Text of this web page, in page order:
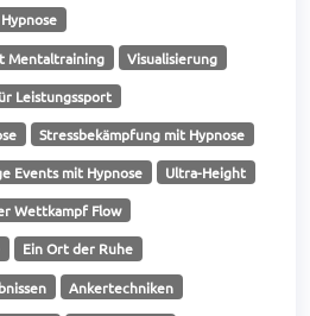
Mentaltraining Visualisierung
Leistungssport
Stressbekämpfung mit Hypnose
Events mit Hypnose Ultra-Height
Wettkampf Flow
Ein Ort der Ruhe
Ankertechniken